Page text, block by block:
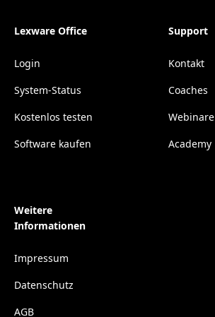
Lexware Office
Login
System-Status
Kostenlos testen
Software kaufen
Support
Kontakt
Coaches
Webinare
Academy
Weitere
Informationen
Impressum
Datenschutz
AGB